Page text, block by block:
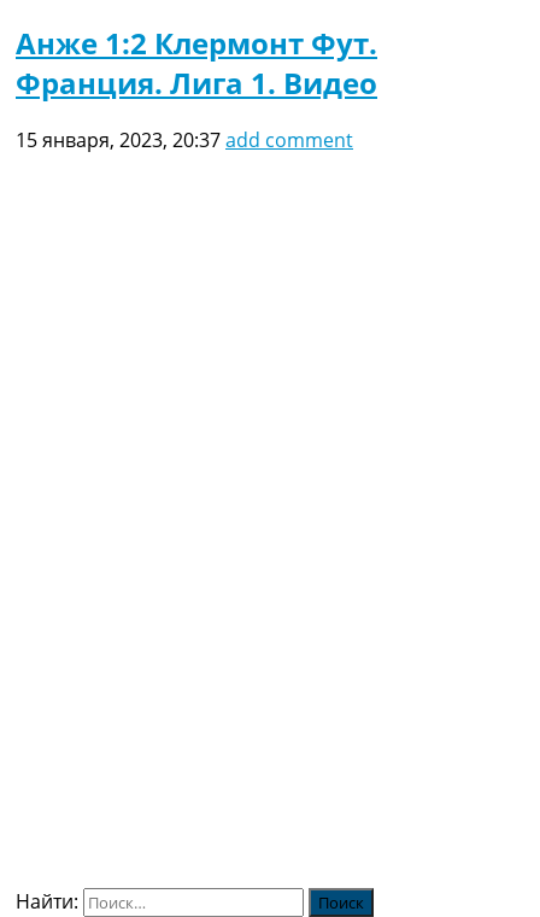
Анже 1:2 Клермонт Фут.
Франция. Лига 1. Видео
15 января, 2023, 20:37add comment
Найти: